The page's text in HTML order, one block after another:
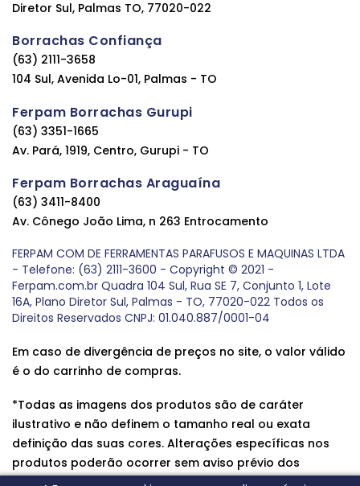
Diretor Sul, Palmas TO, 77020-022
Borrachas Confiança
(63) 2111-3658
104 Sul, Avenida Lo-01, Palmas - TO
Ferpam Borrachas Gurupi
(63) 3351-1665
Av. Pará, 1919, Centro, Gurupi - TO
Ferpam Borrachas Araguaína
(63) 3411-8400
Av. Cônego João Lima, n 263 Entrocamento
FERPAM COM DE FERRAMENTAS PARAFUSOS E MAQUINAS LTDA
- Telefone: (63) 2111-3600 - Copyright © 2021 -
Ferpam.com.br Quadra 104 Sul, Rua SE 7, Conjunto 1, Lote
16A, Plano Diretor Sul, Palmas - TO, 77020-022 Todos os
Direitos Reservados CNPJ: 01.040.887/0001-04
Em caso de divergência de preços no site, o valor válido
é o do carrinho de compras.
*Todas as imagens dos produtos são de caráter
ilustrativo e não definem o tamanho real ou exata
definição das suas cores. Alterações específicas nos
produtos poderão ocorrer sem aviso prévio dos
fornecedores, qualquer dúvida sobre nossos produtos